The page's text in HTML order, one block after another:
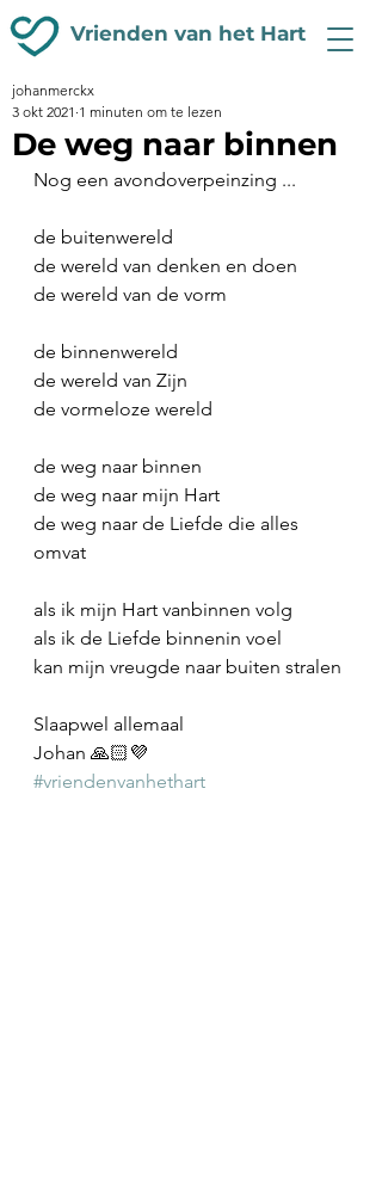
Vrienden van het Hart
De weg naar binnen
johanmerckx
3 okt 2021 1 minuten om te lezen
Nog een avondoverpeinzing ...
de buitenwereld
de wereld van denken en doen
de wereld van de vorm
de binnenwereld
de wereld van Zijn
de vormeloze wereld
de weg naar binnen
de weg naar mijn Hart
de weg naar de Liefde die alles
omvat
als ik mijn Hart vanbinnen volg
als ik de Liefde binnenin voel
kan mijn vreugde naar buiten stralen
Slaapwel allemaal
Johan 🙏🏻💜
#vriendenvanhethart